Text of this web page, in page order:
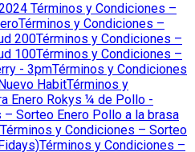
Términos y Condiciones –
Términos y Condiciones –
200Términos y Condiciones –
100Términos y Condiciones –
- 3pmTérminos y Condiciones
HabitTérminos y
Enero Rokys ¼ de Pollo -
Sorteo Enero Pollo a la brasa
Términos y Condiciones – Sorteo
Términos y Condiciones –